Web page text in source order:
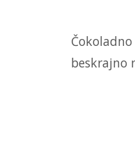
beskrajno